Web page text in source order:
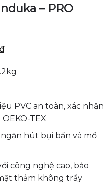
– PRO
Giá
tại
là:
PVC an toàn, xác nhận
TEX
hút bụi bẩn và mồ
công nghệ cao, bảo
thảm không trầy